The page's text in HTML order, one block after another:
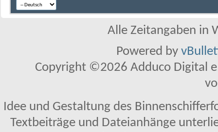
Alle Zeitangaben in
Powered by
Copyright ©2026 Adduco Digital
Idee und Gestaltung des
Textbeiträge und Dateianhänge